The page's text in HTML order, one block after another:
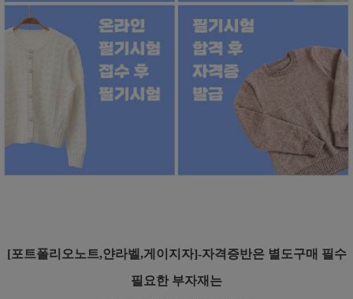
[포트폴리오노트,얀라벨,게이지자]-자격증반은 별도구매 필수
필요한 부자재는